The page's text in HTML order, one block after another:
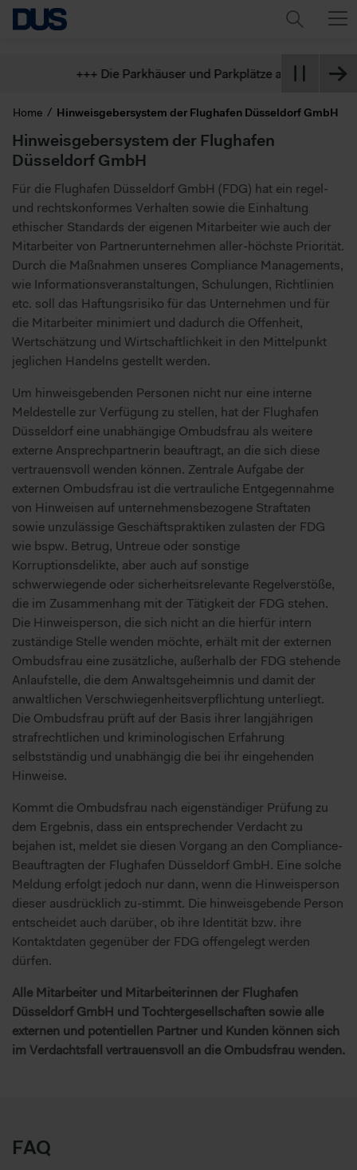
+++ Die Parkhäuser und Parkplätze am Flughafen
Home Hinweisgebersystem der Flughafen Düsseldorf GmbH
Hinweisgebersystem der Flughafen
Düsseldorf GmbH
Für die Flughafen Düsseldorf GmbH (FDG) hat ein regel-
und rechtskonformes Verhalten sowie die Einhaltung
ethischer Standards der eigenen Mitarbeiter wie auch der
Mitarbeiter von Partnerunternehmen aller-höchste Priorität.
Durch die Maßnahmen unseres Compliance Managements,
wie Informationsveranstaltungen, Schulungen, Richtlinien
etc. soll das Haftungsrisiko für das Unternehmen und für
die Mitarbeiter minimiert und dadurch die Offenheit,
Wertschätzung und Wirtschaftlichkeit in den Mittelpunkt
jeglichen Handelns gestellt werden.
Um hinweisgebenden Personen nicht nur eine interne
Meldestelle zur Verfügung zu stellen, hat der Flughafen
Düsseldorf eine unabhängige Ombudsfrau als weitere
externe Ansprechpartnerin beauftragt, an die sich diese
vertrauensvoll wenden können. Zentrale Aufgabe der
externen Ombudsfrau ist die vertrauliche Entgegennahme
von Hinweisen auf unternehmensbezogene Straftaten
sowie unzulässige Geschäftspraktiken zulasten der FDG
wie bspw. Betrug, Untreue oder sonstige
Korruptionsdelikte, aber auch auf sonstige
schwerwiegende oder sicherheitsrelevante Regelverstöße,
die im Zusammenhang mit der Tätigkeit der FDG stehen.
Die Hinweisperson, die sich nicht an die hierfür intern
zuständige Stelle wenden möchte, erhält mit der externen
Ombudsfrau eine zusätzliche, außerhalb der FDG stehende
Anlaufstelle, die dem Anwaltsgeheimnis und damit der
anwaltlichen Verschwiegenheitsverpflichtung unterliegt.
Die Ombudsfrau prüft auf der Basis ihrer langjährigen
strafrechtlichen und kriminologischen Erfahrung
selbstständig und unabhängig die bei ihr eingehenden
Hinweise.
Kommt die Ombudsfrau nach eigenständiger Prüfung zu
dem Ergebnis, dass ein entsprechender Verdacht zu
bejahen ist, meldet sie diesen Vorgang an den Compliance-
Beauftragten der Flughafen Düsseldorf GmbH. Eine solche
Meldung erfolgt jedoch nur dann, wenn die Hinweisperson
dieser ausdrücklich zu-stimmt. Die hinweisgebende Person
entscheidet auch darüber, ob ihre Identität bzw. ihre
Kontaktdaten gegenüber der FDG offengelegt werden
dürfen.
Alle Mitarbeiter und Mitarbeiterinnen der Flughafen
Düsseldorf GmbH und Tochtergesellschaften sowie alle
externen und potentiellen Partner und Kunden können sich
im Verdachtsfall vertrauensvoll an die Ombudsfrau wenden.
FAQ